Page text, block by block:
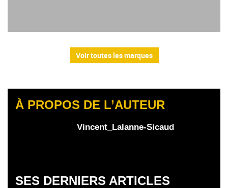
Voir toutes les marques
À PROPOS DE L’AUTEUR
Vincent_Lalanne-Sicaud
SES DERNIERS ARTICLES